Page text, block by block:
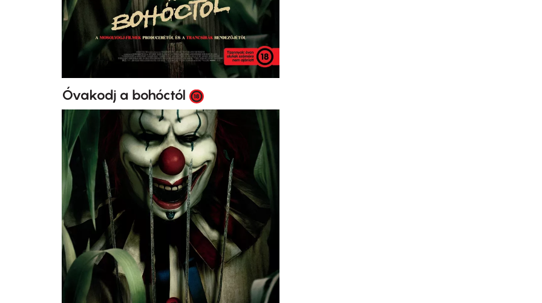
Óvakodj a bohóctól